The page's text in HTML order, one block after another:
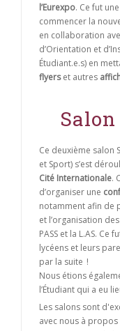
l’Eurexpo. Ce fut
commencer la
en collaboration
d’Orientation et
Étudiant.e.s) en
flyerset autres
Ce deuxième salon
et Sport) s’est
Cité Internationale.
d’organiser une
notamment afin de
et l’organisation des
PASS et la L.AS.
lycéens et leurs
par la suite !
Nous étions
l’Étudiant qui a eu
Les salons sont
avec nous à